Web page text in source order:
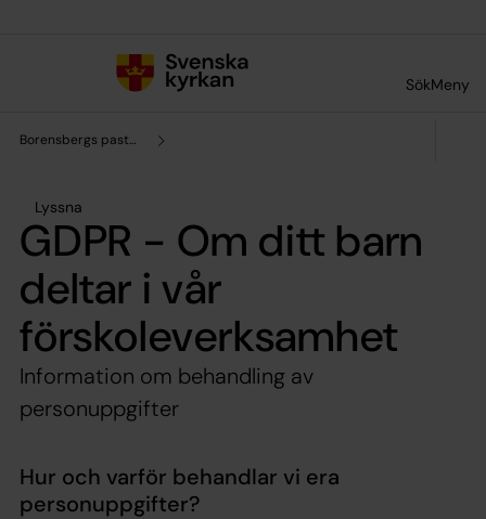
SökMeny
Borensbergs pastorat
Lyssna
GDPR - Om ditt barn
deltar i vår
förskoleverksamhet
Information om behandling av
personuppgifter
Hur och varför behandlar vi era
personuppgifter?